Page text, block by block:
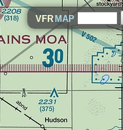
VFR MAP